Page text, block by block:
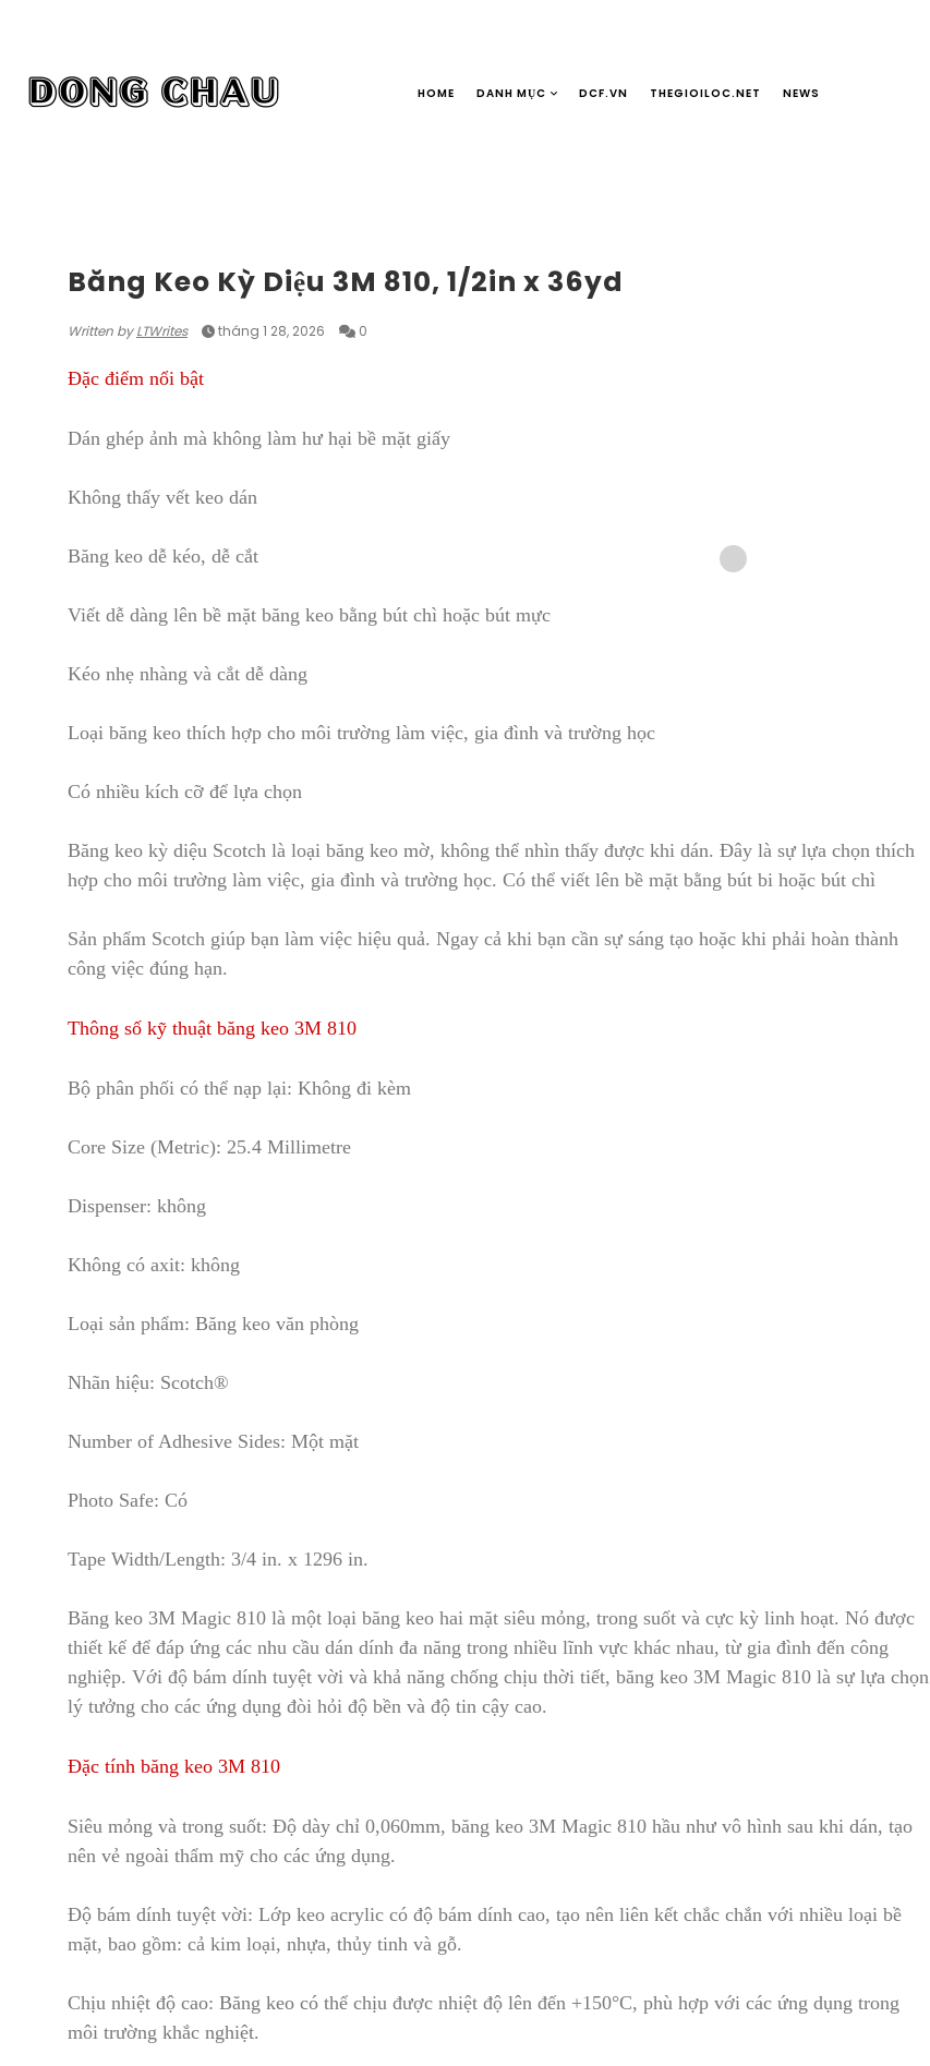
HOME DANH MỤC DCF.VN THEGIOILOC.NET NEWS
Băng Keo Kỳ Diệu 3M 810, 1/2in x 36yd
Written byLTWrites tháng 1 28, 2026 0
Đặc điểm nổi bật
Dán ghép ảnh mà không làm hư hại bề mặt giấy
Không thấy vết keo dán
Băng keo dễ kéo, dễ cắt
Viết dễ dàng lên bề mặt băng keo bằng bút chì hoặc bút mực
Kéo nhẹ nhàng và cắt dễ dàng
Loại băng keo thích hợp cho môi trường làm việc, gia đình và trường học
Có nhiều kích cỡ để lựa chọn
Băng keo kỳ diệu Scotch là loại băng keo mờ, không thể nhìn thấy được khi dán. Đây là sự lựa chọn thích
hợp cho môi trường làm việc, gia đình và trường học. Có thể viết lên bề mặt bằng bút bi hoặc bút chì
Sản phẩm Scotch giúp bạn làm việc hiệu quả. Ngay cả khi bạn cần sự sáng tạo hoặc khi phải hoàn thành
công việc đúng hạn.
Thông số kỹ thuật băng keo 3M 810
Bộ phân phối có thể nạp lại: Không đi kèm
Core Size (Metric): 25.4 Millimetre
Dispenser: không
Không có axit: không
Loại sản phẩm: Băng keo văn phòng
Nhãn hiệu: Scotch®
Number of Adhesive Sides: Một mặt
Photo Safe: Có
Tape Width/Length: 3/4 in. x 1296 in.
Băng keo 3M Magic 810 là một loại băng keo hai mặt siêu mỏng, trong suốt và cực kỳ linh hoạt. Nó được
thiết kế để đáp ứng các nhu cầu dán dính đa năng trong nhiều lĩnh vực khác nhau, từ gia đình đến công
nghiệp. Với độ bám dính tuyệt vời và khả năng chống chịu thời tiết, băng keo 3M Magic 810 là sự lựa chọn
lý tưởng cho các ứng dụng đòi hỏi độ bền và độ tin cậy cao.
Đặc tính băng keo 3M 810
Siêu mỏng và trong suốt: Độ dày chỉ 0,060mm, băng keo 3M Magic 810 hầu như vô hình sau khi dán, tạo
nên vẻ ngoài thẩm mỹ cho các ứng dụng.
Độ bám dính tuyệt vời: Lớp keo acrylic có độ bám dính cao, tạo nên liên kết chắc chắn với nhiều loại bề
mặt, bao gồm: cả kim loại, nhựa, thủy tinh và gỗ.
Chịu nhiệt độ cao: Băng keo có thể chịu được nhiệt độ lên đến +150°C, phù hợp với các ứng dụng trong
môi trường khắc nghiệt.